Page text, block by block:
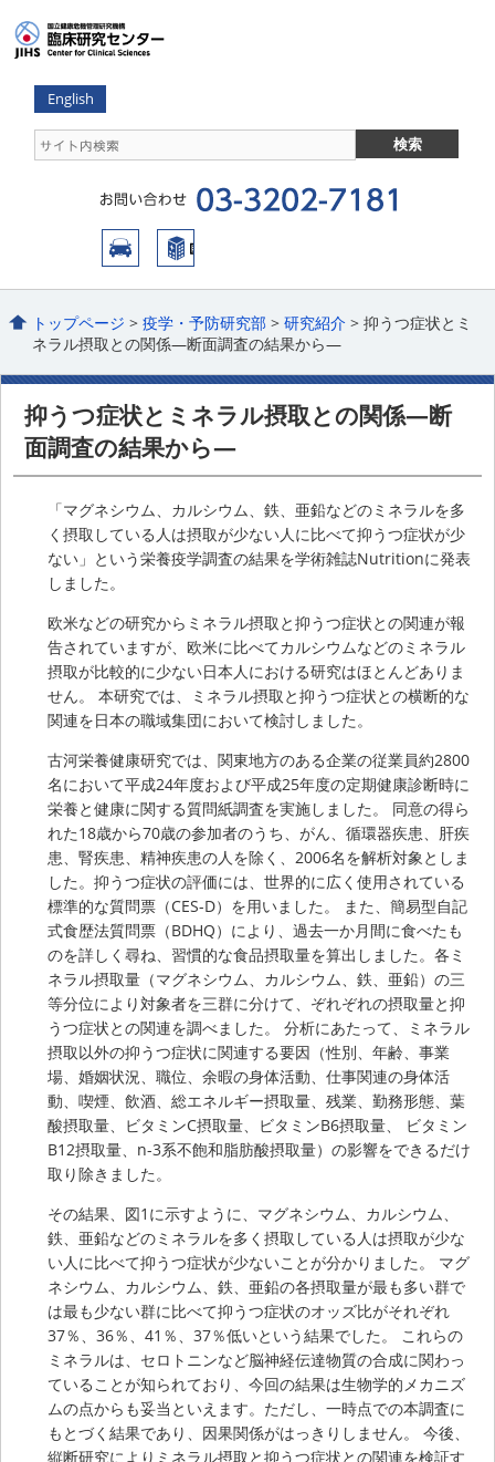
English
トップページ >疫学・予防研究部 >研究紹介 > 抑うつ症状とミ
ネラル摂取との関係―断面調査の結果から―
抑うつ症状とミネラル摂取との関係―断
面調査の結果から―
「マグネシウム、カルシウム、鉄、亜鉛などのミネラルを多
く摂取している人は摂取が少ない人に比べて抑うつ症状が少
ない」という栄養疫学調査の結果を学術雑誌Nutritionに発表
しました。
欧米などの研究からミネラル摂取と抑うつ症状との関連が報
告されていますが、欧米に比べてカルシウムなどのミネラル
摂取が比較的に少ない日本人における研究はほとんどありま
せん。 本研究では、ミネラル摂取と抑うつ症状との横断的な
関連を日本の職域集団において検討しました。
古河栄養健康研究では、関東地方のある企業の従業員約2800
名において平成24年度および平成25年度の定期健康診断時に
栄養と健康に関する質問紙調査を実施しました。 同意の得ら
れた18歳から70歳の参加者のうち、がん、循環器疾患、肝疾
患、腎疾患、精神疾患の人を除く、2006名を解析対象としま
した。抑うつ症状の評価には、世界的に広く使用されている
標準的な質問票（CES-D）を用いました。 また、簡易型自記
式食歴法質問票（BDHQ）により、過去一か月間に食べたも
のを詳しく尋ね、習慣的な食品摂取量を算出しました。各ミ
ネラル摂取量（マグネシウム、カルシウム、鉄、亜鉛）の三
等分位により対象者を三群に分けて、ぞれぞれの摂取量と抑
うつ症状との関連を調べました。 分析にあたって、ミネラル
摂取以外の抑うつ症状に関連する要因（性別、年齢、事業
場、婚姻状況、職位、余暇の身体活動、仕事関連の身体活
動、喫煙、飲酒、総エネルギー摂取量、残業、勤務形態、葉
酸摂取量、ビタミンC摂取量、ビタミンB6摂取量、 ビタミン
B12摂取量、n-3系不飽和脂肪酸摂取量）の影響をできるだけ
取り除きました。
その結果、図1に示すように、マグネシウム、カルシウム、
鉄、亜鉛などのミネラルを多く摂取している人は摂取が少な
い人に比べて抑うつ症状が少ないことが分かりました。 マグ
ネシウム、カルシウム、鉄、亜鉛の各摂取量が最も多い群で
は最も少ない群に比べて抑うつ症状のオッズ比がそれぞれ
37％、36％、41％、37％低いという結果でした。 これらの
ミネラルは、セロトニンなど脳神経伝達物質の合成に関わっ
ていることが知られており、今回の結果は生物学的メカニズ
ムの点からも妥当といえます。ただし、一時点での本調査に
もとづく結果であり、因果関係がはっきりしません。 今後、
縦断研究によりミネラル摂取と抑うつ症状との関連を検証す